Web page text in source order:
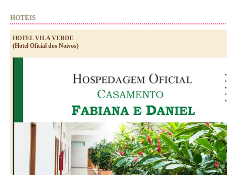
HOTÉIS
HOTEL VILA VERDE
(Hotel Oficial dos Noivos)